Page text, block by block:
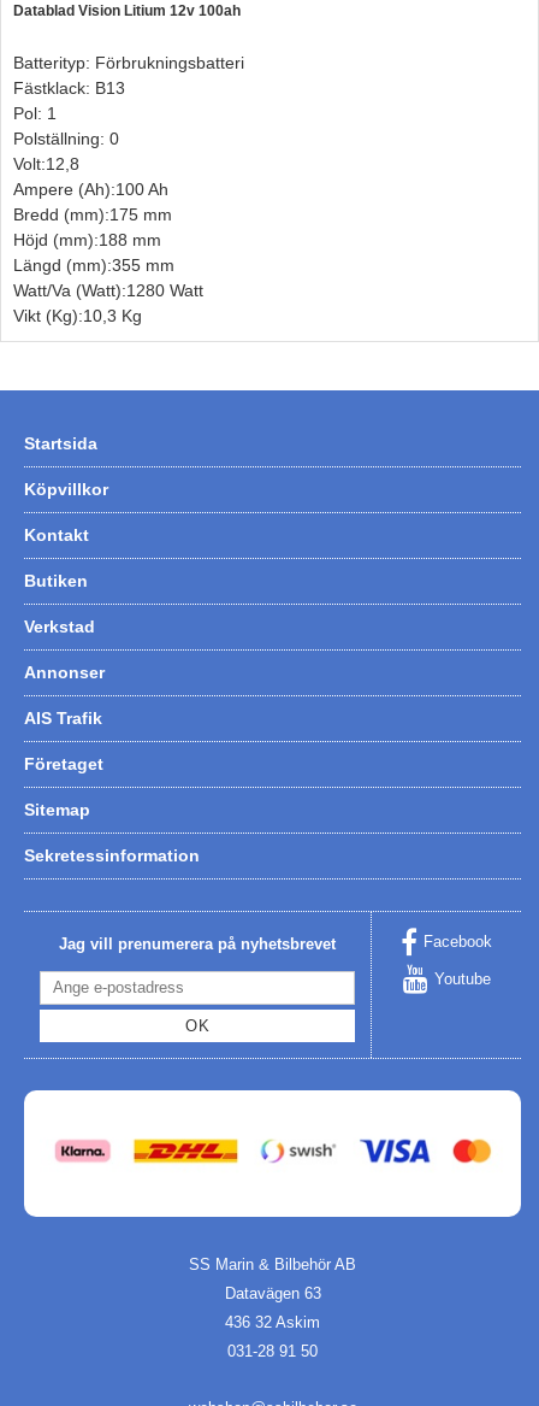
Datablad Vision Litium 12v 100ah
Batterityp: Förbrukningsbatteri
Fästklack: B13
Pol: 1
Polställning: 0
Volt:12,8
Ampere (Ah):100 Ah
Bredd (mm):175 mm
Höjd (mm):188 mm
Längd (mm):355 mm
Watt/Va (Watt):1280 Watt
Vikt (Kg):10,3 Kg
Startsida
Köpvillkor
Kontakt
Butiken
Verkstad
Annonser
AIS Trafik
Företaget
Sitemap
Sekretessinformation
Jag vill prenumerera på nyhetsbrevet
OK
Facebook
Youtube
SS Marin & Bilbehör AB
Datavägen 63
436 32 Askim
031-28 91 50